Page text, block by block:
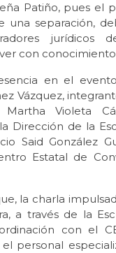
Patiño, pues el
una separación,
jurídicos
con conocimiento
en el
Vázquez,
Violeta
Dirección de la
Said González
Estatal de
la charla
a través de la
con el
personal